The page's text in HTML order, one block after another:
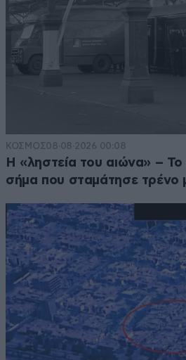
ΚΟΣΜΟΣ08·08·2026 00:08
Η «ληστεία του αιώνα» – Το
σήμα που σταμάτησε τρένο